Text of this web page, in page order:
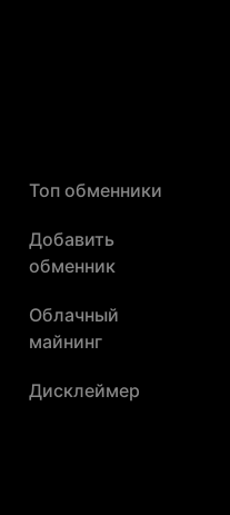
Топ обменники
Добавить
обменник
Облачный
майнинг
Дисклеймер